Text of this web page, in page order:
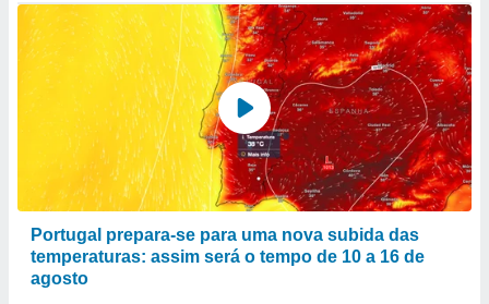
Portugal prepara-se para uma nova subida das
temperaturas: assim será o tempo de 10 a 16 de
agosto